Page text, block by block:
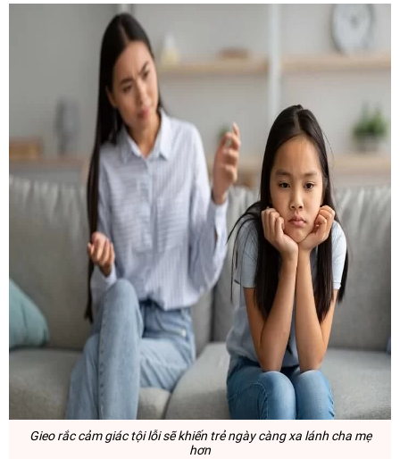
Gieo rắc cảm giác tội lỗi sẽ khiến trẻ ngày càng xa lánh cha mẹ
hơn